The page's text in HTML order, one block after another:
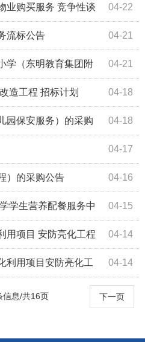
04-22
业购买服务 竞争性谈
04-21
流标公告
04-21
学（东明教育集团附
（成交）结果公告 04-18
造工程 招标计划
04-18
园保安服务）的采购
04-17
04-16
）的采购公告
04-15
学生营养配餐服务中
04-14
用项目 安防亮化工程
04-14
利用项目安防亮化工
下一页
信息/共16页